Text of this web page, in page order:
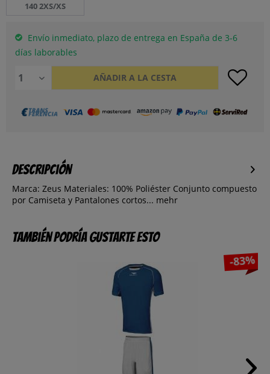
140 2XS/XS
Envío inmediato, plazo de entrega en España de 3-6
días laborables
AÑADIR A LA CESTA
Descripción
Marca: Zeus Materiales: 100% Poliéster Conjunto compuesto
por Camiseta y Pantalones cortos... mehr
También podría gustarte esto
-83%